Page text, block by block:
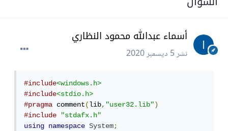
أسماء عبدالله محمود النظاري
نشر5 ديسمبر 2020
#include<windows.h>
#include<stdio.h>
#pragma comment(lib,"user32.lib")
#include
"stdafx.h"
using
namespace System;